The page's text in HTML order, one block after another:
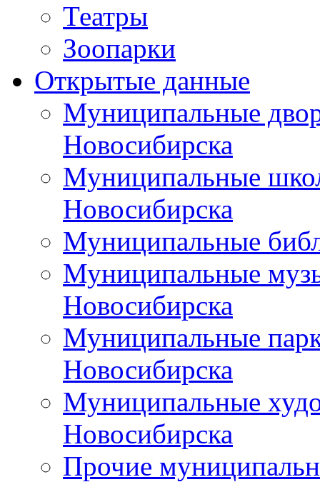
Театры
Зоопарки
Открытые данные
Муниципальные
Новосибирска
Муниципальные
Новосибирска
Муниципальные
Муниципальные
Новосибирска
Муниципальные
Новосибирска
Муниципальные
Новосибирска
Прочие